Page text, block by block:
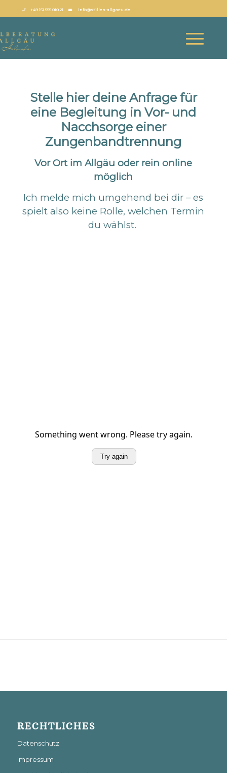
+49 151 555 010 21 info@stillen-allgaeu.de
Stelle hier deine Anfrage für
eine Begleitung in Vor- und
Nacchsorge einer
Zungenbandtrennung
Vor Ort im Allgäu oder rein online
möglich
Ich melde mich umgehend bei dir – es
spielt also keine Rolle, welchen Termin
du wählst.
RECHTLICHES
Datenschutz
Impressum